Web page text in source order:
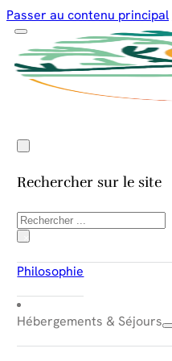
Passer au contenu principal
Rechercher sur le site
Rechercher
×
Philosophie
Hébergements & Séjours